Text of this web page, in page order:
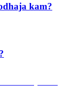
kam?